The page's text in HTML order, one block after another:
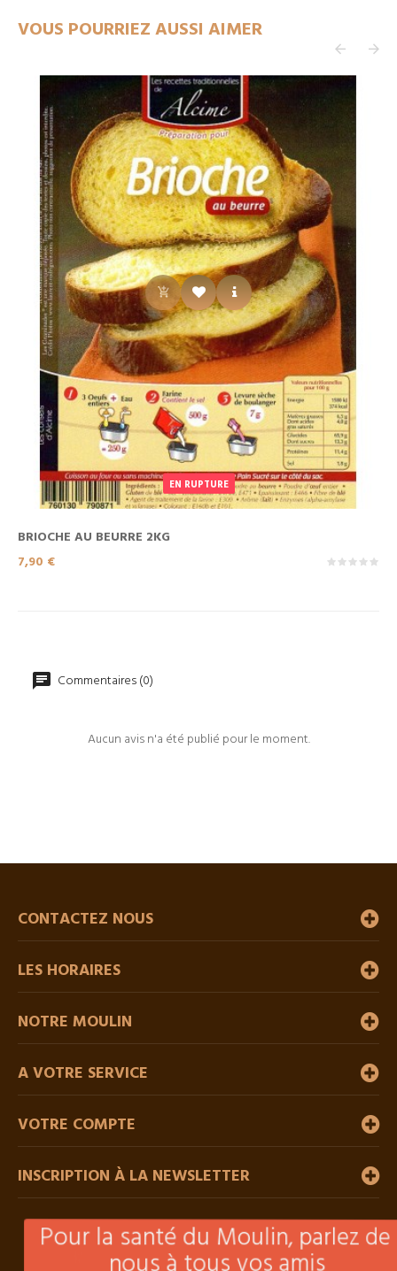
VOUS POURRIEZ AUSSI AIMER
EN RUPTURE
BRIOCHE AU BEURRE 2KG
Prix
7,90 €
Commentaires (0)
Aucun avis n'a été publié pour le moment.
CONTACTEZ NOUS
LES HORAIRES
NOTRE MOULIN
A VOTRE SERVICE
VOTRE COMPTE
INSCRIPTION À LA NEWSLETTER
Pour la santé du Moulin, parlez de